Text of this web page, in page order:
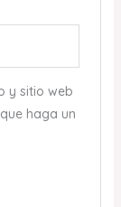
y sitio web
haga un